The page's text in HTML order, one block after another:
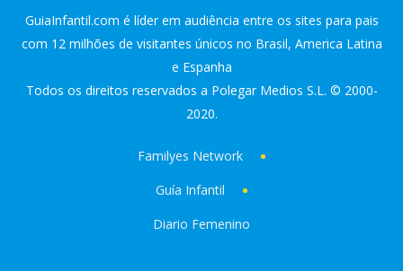
GuiaInfantil.com é líder em audiência entre os sites para pais
com 12 milhões de visitantes únicos no Brasil, America Latina
e Espanha
Todos os direitos reservados a Polegar Medios S.L. © 2000-
2020.
Familyes Network
Guía Infantil
Diario Femenino